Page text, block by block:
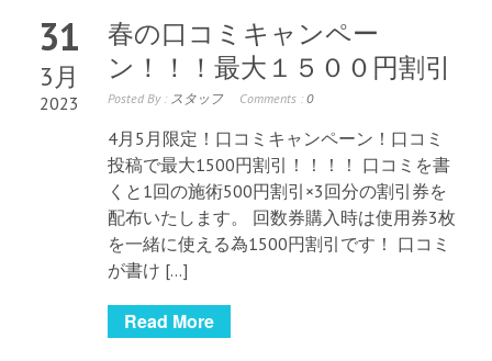
31
3月
2023
春の口コミキャンペー
ン！！！最大１５００円割引
Posted By : スタッフ Comments : 0
4月5月限定！口コミキャンペーン！口コミ
投稿で最大1500円割引！！！！ 口コミを書
くと1回の施術500円割引×3回分の割引券を
配布いたします。 回数券購入時は使用券3枚
を一緒に使える為1500円割引です！ 口コミ
が書け […]
Read More